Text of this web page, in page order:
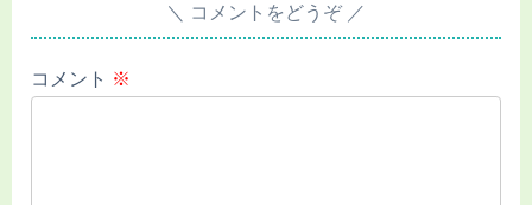
コメントをどうぞ
コメント ※